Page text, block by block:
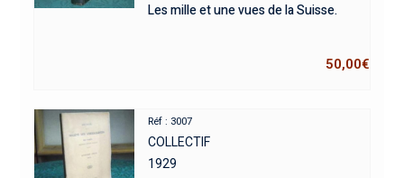
Les mille et une vues de la Suisse.
50,00€
Réf : 3007
COLLECTIF
1929